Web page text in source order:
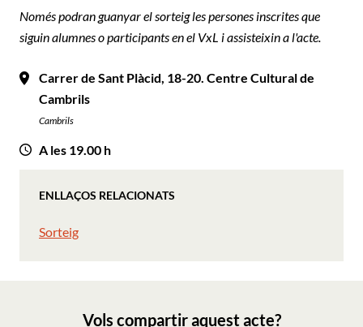
Només podran guanyar el sorteig les persones inscrites que
siguin alumnes o participants en el VxL i assisteixin a l'acte.
Carrer de Sant Plàcid, 18-20. Centre Cultural de
Cambrils
Cambrils
A les 19.00 h
ENLLAÇOS RELACIONATS
Sorteig
Vols compartir aquest acte?